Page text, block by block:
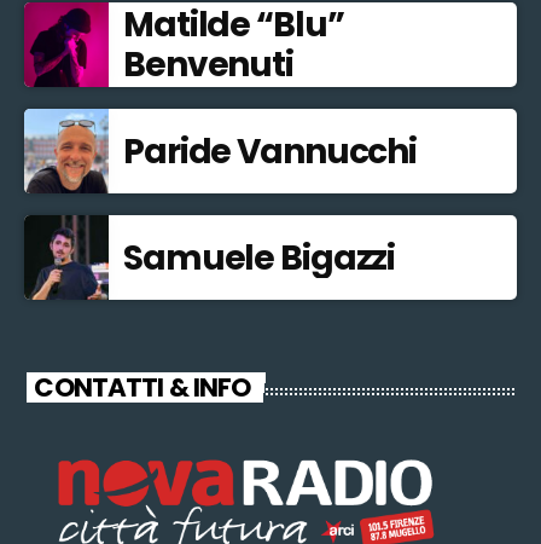
Matilde “Blu”
Benvenuti
Paride Vannucchi
Samuele Bigazzi
CONTATTI & INFO